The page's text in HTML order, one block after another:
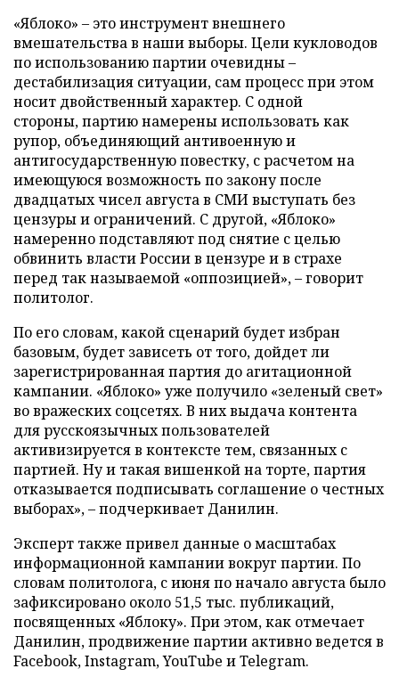
«Яблоко» – это инструмент внешнего
вмешательства в наши выборы. Цели кукловодов
по использованию партии очевидны –
дестабилизация ситуации, сам процесс при этом
носит двойственный характер. С одной
стороны, партию намерены использовать как
рупор, объединяющий антивоенную и
антигосударственную повестку, с расчетом на
имеющуюся возможность по закону после
двадцатых чисел августа в СМИ выступать без
цензуры и ограничений. С другой, «Яблоко»
намеренно подставляют под снятие с целью
обвинить власти России в цензуре и в страхе
перед так называемой «оппозицией», – говорит
политолог.
По его словам, какой сценарий будет избран
базовым, будет зависеть от того, дойдет ли
зарегистрированная партия до агитационной
кампании. «Яблоко» уже получило «зеленый свет»
во вражеских соцсетях. В них выдача контента
для русскоязычных пользователей
активизируется в контексте тем, связанных с
партией. Ну и такая вишенкой на торте, партия
отказывается подписывать соглашение о честных
выборах», – подчеркивает Данилин.
Эксперт также привел данные о масштабах
информационной кампании вокруг партии. По
словам политолога, с июня по начало августа было
зафиксировано около 51,5 тыс. публикаций,
посвященных «Яблоку». При этом, как отмечает
Данилин, продвижение партии активно ведется в
Facebook, Instagram, YouTube и Telegram.